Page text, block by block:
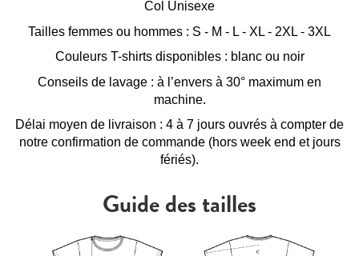
Col Unisexe
Tailles femmes ou hommes : S - M - L - XL - 2XL - 3XL
Couleurs T-shirts disponibles : blanc ou noir
Conseils de lavage : à l’envers à 30° maximum en
machine.
Délai moyen de livraison : 4 à 7 jours ouvrés à compter de
notre confirmation de commande (hors week end et jours
fériés).
Guide des tailles